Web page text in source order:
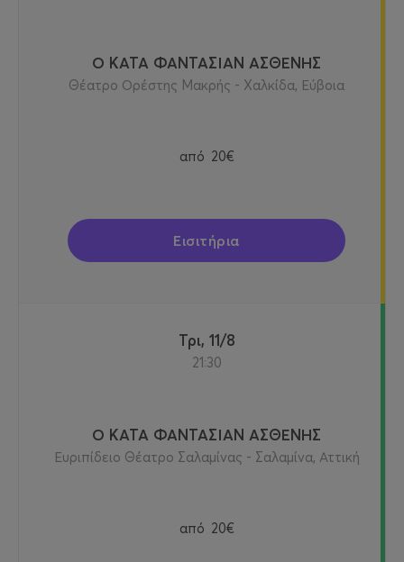
Ο ΚΑΤΑ ΦΑΝΤΑΣΙΑΝ ΑΣΘΕΝΗΣ
Θέατρο Ορέστης Μακρής - Χαλκίδα, Εύβοια
από 20€
Εισιτήρια
Τρι, 11/8
21:30
Ο ΚΑΤΑ ΦΑΝΤΑΣΙΑΝ ΑΣΘΕΝΗΣ
Ευριπίδειο Θέατρο Σαλαμίνας - Σαλαμίνα, Αττική
από 20€